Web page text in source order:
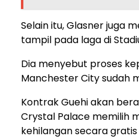
Selain itu, Glasner juga
tampil pada laga di
Dia menyebut proses
Manchester City sudah
Kontrak Guehi akan
Crystal Palace memilih
kehilangan secara gratis